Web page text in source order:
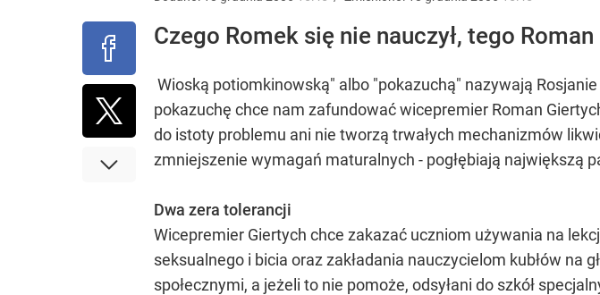
Czego Romek się nie nauczył, tego
Wioską potiomkinowską" albo "pokazuchą" nazywają
pokazuchę chce nam zafundować wicepremier Roman
do istoty problemu ani nie tworzą trwałych mechanizmów
zmniejszenie wymagań maturalnych - pogłębiają największą
Dwa zera tolerancji
Wicepremier Giertych chce zakazać uczniom używania na
seksualnego i bicia oraz zakładania nauczycielom kubłów na
społecznymi, a jeżeli to nie pomoże, odsyłani do szkół